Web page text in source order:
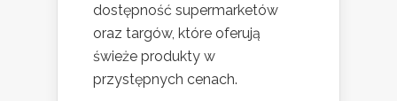
dostępność supermarketów
oraz targów, które oferują
świeże produkty w
przystępnych cenach.